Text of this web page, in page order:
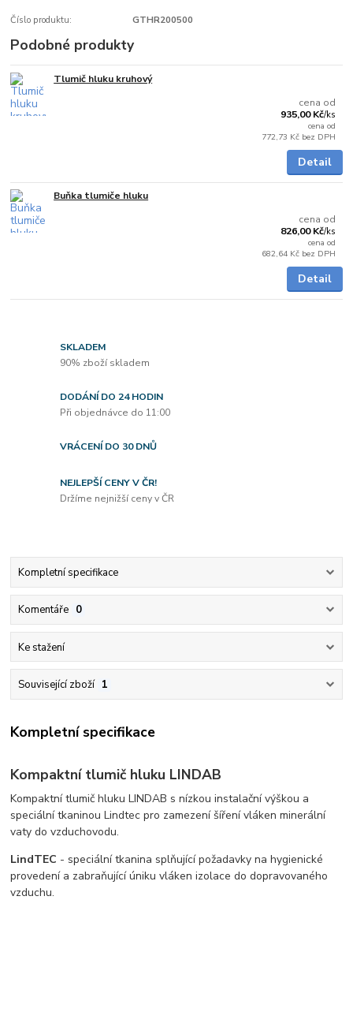
Číslo produktu: GTHR200500
Podobné produkty
Tlumič hluku kruhový
cena od
935,00 Kč/ks
cena od
772,73 Kč bez DPH
Detail
Buňka tlumiče hluku
cena od
826,00 Kč/ks
cena od
682,64 Kč bez DPH
Detail
SKLADEM
90% zboží skladem
DODÁNÍ DO 24 HODIN
Při objednávce do 11:00
VRÁCENÍ DO 30 DNŮ
NEJLEPŠÍ CENY V ČR!
Držíme nejnižší ceny v ČR
Kompletní specifikace
Komentáře 0
Ke stažení
Související zboží 1
Kompletní specifikace
Kompaktní tlumič hluku LINDAB
Kompaktní tlumič hluku LINDAB s nízkou instalační výškou a
speciální tkaninou Lindtec pro zamezení šíření vláken minerální
vaty do vzduchovodu.
LindTEC - speciální tkanina splňující požadavky na hygienické
provedení a zabraňující úniku vláken izolace do dopravovaného
vzduchu.